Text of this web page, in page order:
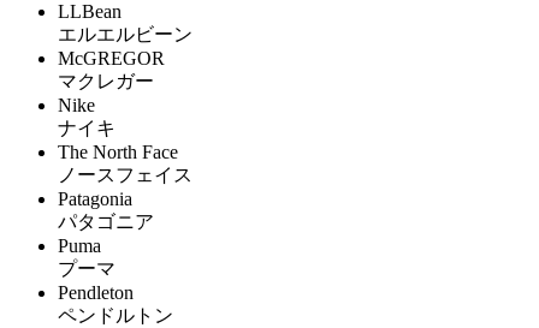
LLBean
エルエルビーン
McGREGOR
マクレガー
Nike
ナイキ
The North Face
ノースフェイス
Patagonia
パタゴニア
Puma
プーマ
Pendleton
ペンドルトン